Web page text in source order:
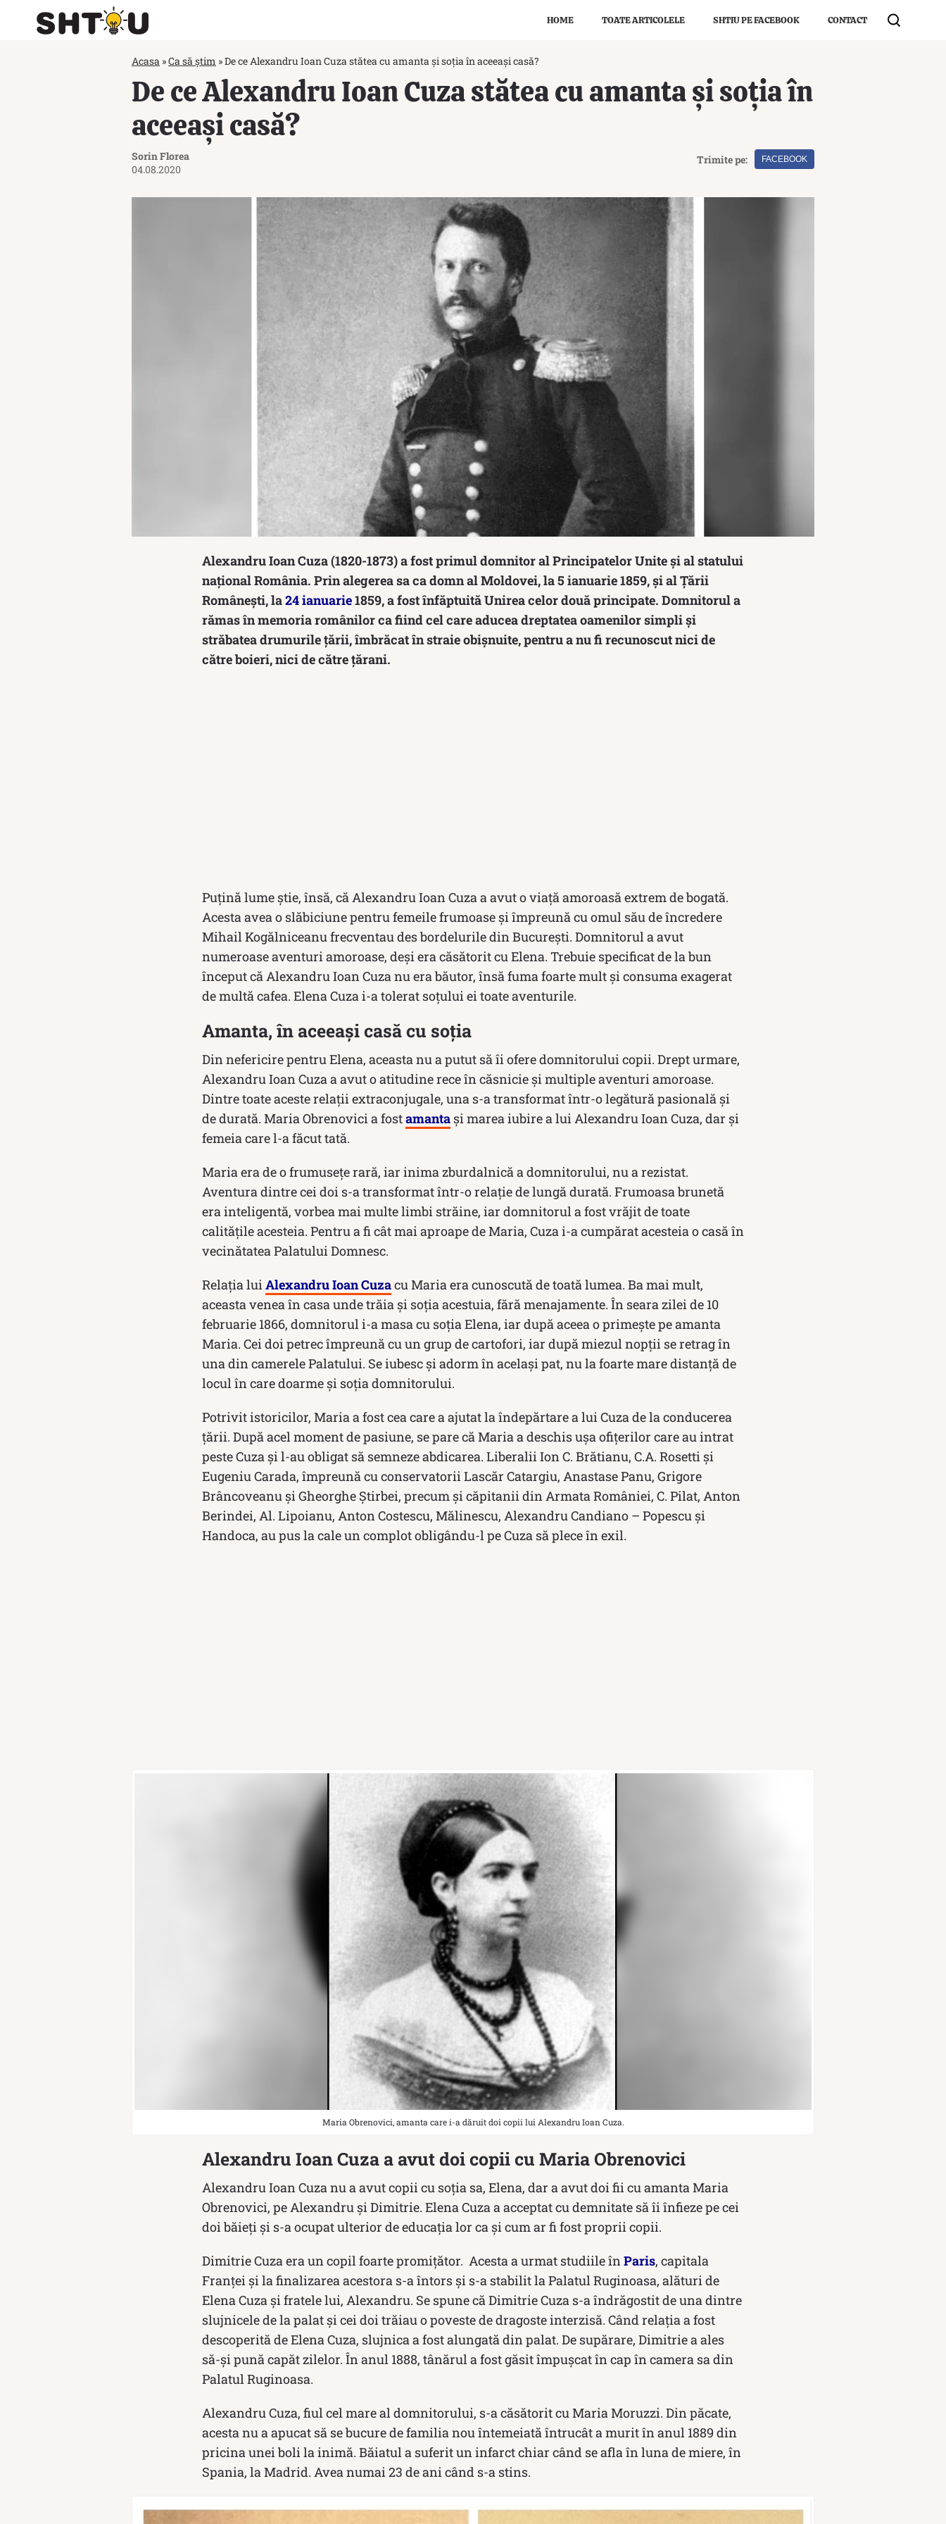
HOME TOATE ARTICOLELE SHTIU PE FACEBOOK CONTACT
Acasa »Ca să știm »De ce Alexandru Ioan Cuza stătea cu amanta și soția în aceeași casă?
De ce Alexandru Ioan Cuza stătea cu amanta și soția în
aceeași casă?
Sorin Florea
04.08.2020
Trimite pe: FACEBOOK
Alexandru Ioan Cuza (1820-1873) a fost primul domnitor al Principatelor Unite și al statului
național România. Prin alegerea sa ca domn al Moldovei, la 5 ianuarie 1859, și al Țării
Românești, la24 ianuarie1859, a fost înfăptuită Unirea celor două principate. Domnitorul a
rămas în memoria românilor ca fiind cel care aducea dreptatea oamenilor simpli și
străbatea drumurile țării, îmbrăcat în straie obișnuite, pentru a nu fi recunoscut nici de
către boieri, nici de către țărani.
Puțină lume știe, însă, că Alexandru Ioan Cuza a avut o viață amoroasă extrem de bogată.
Acesta avea o slăbiciune pentru femeile frumoase și împreună cu omul său de încredere
Mihail Kogălniceanu frecventau des bordelurile din București. Domnitorul a avut
numeroase aventuri amoroase, deși era căsătorit cu Elena. Trebuie specificat de la bun
început că Alexandru Ioan Cuza nu era băutor, însă fuma foarte mult şi consuma exagerat
de multă cafea. Elena Cuza i-a tolerat soțului ei toate aventurile.
Amanta, în aceeași casă cu soția
Din nefericire pentru Elena, aceasta nu a putut să îi ofere domnitorului copii. Drept urmare,
Alexandru Ioan Cuza a avut o atitudine rece în căsnicie și multiple aventuri amoroase.
Dintre toate aceste relații extraconjugale, una s-a transformat într-o legătură pasională și
de durată. Maria Obrenovici a fostamanta și marea iubire a lui Alexandru Ioan Cuza, dar și
femeia care l-a făcut tată.
Maria era de o frumusețe rară, iar inima zburdalnică a domnitorului, nu a rezistat.
Aventura dintre cei doi s-a transformat într-o relație de lungă durată. Frumoasa brunetă
era inteligentă, vorbea mai multe limbi străine, iar domnitorul a fost vrăjit de toate
calităţile acesteia. Pentru a fi cât mai aproape de Maria, Cuza i-a cumpărat acesteia o casă în
vecinătatea Palatului Domnesc.
Relația luiAlexandru Ioan Cuzacu Maria era cunoscută de toată lumea. Ba mai mult,
aceasta venea în casa unde trăia și soția acestuia, fără menajamente. În seara zilei de 10
februarie 1866, domnitorul i-a masa cu soția Elena, iar după aceea o primește pe amanta
Maria. Cei doi petrec împreună cu un grup de cartofori, iar după miezul nopții se retrag în
una din camerele Palatului. Se iubesc și adorm în același pat, nu la foarte mare distanță de
locul în care doarme și soția domnitorului.
Potrivit istoricilor, Maria a fost cea care a ajutat la îndepărtare a lui Cuza de la conducerea
țării. După acel moment de pasiune, se pare că Maria a deschis ușa ofițerilor care au intrat
peste Cuza și l-au obligat să semneze abdicarea. Liberalii Ion C. Brătianu, C.A. Rosetti şi
Eugeniu Carada, împreună cu conservatorii Lascăr Catargiu, Anastase Panu, Grigore
Brâncoveanu şi Gheorghe Ştirbei, precum şi căpitanii din Armata României, C. Pilat, Anton
Berindei, Al. Lipoianu, Anton Costescu, Mălinescu, Alexandru Candiano – Popescu şi
Handoca, au pus la cale un complot obligându-l pe Cuza să plece în exil.
Maria Obrenovici, amanta care i-a dăruit doi copii lui Alexandru Ioan Cuza.
Alexandru Ioan Cuza a avut doi copii cu Maria Obrenovici
Alexandru Ioan Cuza nu a avut copii cu soţia sa, Elena, dar a avut doi fii cu amanta Maria
Obrenovici, pe Alexandru şi Dimitrie. Elena Cuza a acceptat cu demnitate să îi înfieze pe cei
doi băieți şi s-a ocupat ulterior de educaţia lor ca și cum ar fi fost proprii copii.
Dimitrie Cuza era un copil foarte promițător. Acesta a urmat studiile înParis, capitala
Franței și la finalizarea acestora s-a întors și s-a stabilit la Palatul Ruginoasa, alături de
Elena Cuza şi fratele lui, Alexandru. Se spune că Dimitrie Cuza s-a îndrăgostit de una dintre
slujnicele de la palat și cei doi trăiau o poveste de dragoste interzisă. Când relația a fost
descoperită de Elena Cuza, slujnica a fost alungată din palat. De supărare, Dimitrie a ales
să-și pună capăt zilelor. În anul 1888, tânărul a fost găsit împuşcat în cap în camera sa din
Palatul Ruginoasa.
Alexandru Cuza, fiul cel mare al domnitorului, s-a căsătorit cu Maria Moruzzi. Din păcate,
acesta nu a apucat să se bucure de familia nou întemeiată întrucât a murit în anul 1889 din
pricina unei boli la inimă. Băiatul a suferit un infarct chiar când se afla în luna de miere, în
Spania, la Madrid. Avea numai 23 de ani când s-a stins.